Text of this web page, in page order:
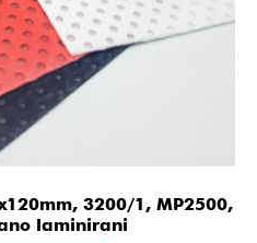
3200/1, MP2500,
laminirani